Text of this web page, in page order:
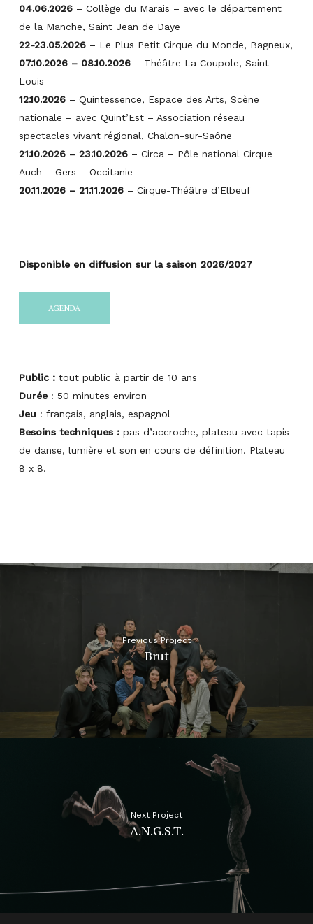
04.06.2026– Collège du Marais – avec le département
de la Manche, Saint Jean de Daye
22-23.05.2026– Le Plus Petit Cirque du Monde, Bagneux,
07.10.2026 – 08.10.2026– Théâtre La Coupole, Saint
Louis
12.10.2026– Quintessence, Espace des Arts, Scène
nationale – avec Quint’Est – Association réseau
spectacles vivant régional, Chalon-sur-Saône
21.10.2026 – 23.10.2026– Circa – Pôle national Cirque
Auch – Gers – Occitanie
20.11.2026 – 21.11.2026– Cirque-Théâtre d’Elbeuf
Disponible en diffusion sur la saison 2026/2027
AGENDA
Public : tout public à partir de 10 ans
Durée : 50 minutes environ
Jeu : français, anglais, espagnol
Besoins techniques :pas d’accroche, plateau avec tapis
de danse, lumière et son en cours de définition. Plateau
8 x 8.
Previous Project
Brut
Next Project
A.N.G.S.T.